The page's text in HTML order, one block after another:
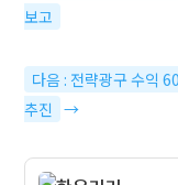
보고
다음 : 전략광구 수익
추진 →